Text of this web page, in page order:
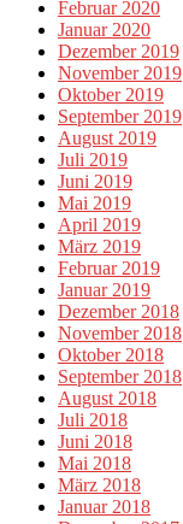
Februar 2020
Januar 2020
Dezember 2019
November 2019
Oktober 2019
September 2019
August 2019
Juli 2019
Juni 2019
Mai 2019
April 2019
März 2019
Februar 2019
Januar 2019
Dezember 2018
November 2018
Oktober 2018
September 2018
August 2018
Juli 2018
Juni 2018
Mai 2018
März 2018
Januar 2018